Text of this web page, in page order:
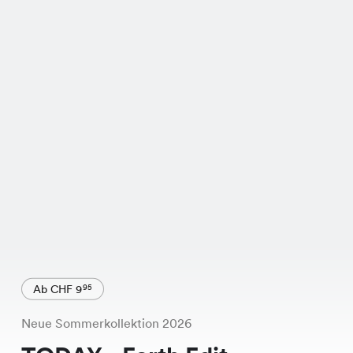
Ab CHF 995
Neue Sommerkollektion 2026